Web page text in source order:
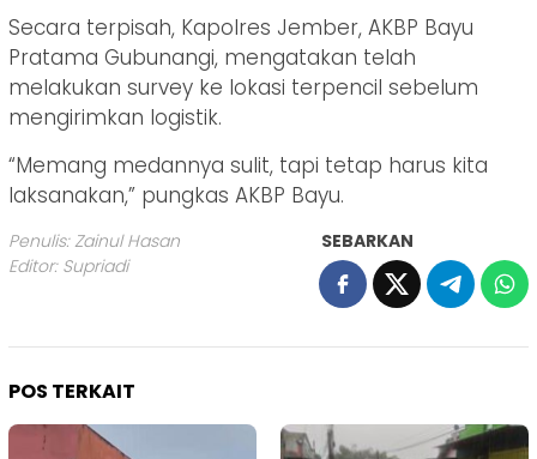
Secara terpisah, Kapolres Jember, AKBP Bayu
Pratama Gubunangi, mengatakan telah
melakukan survey ke lokasi terpencil sebelum
mengirimkan logistik.
“Memang medannya sulit, tapi tetap harus kita
laksanakan,” pungkas AKBP Bayu.
Penulis: Zainul Hasan
Editor: Supriadi
SEBARKAN
POS TERKAIT